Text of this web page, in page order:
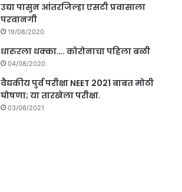
उद्या पासुन आंतरजिल्हा एसटी प्रवासाला
परवानगी
19/08/2020
धारुरला धक्का…. कोरोनाचा पहिला बळी
04/08/2020
वैद्यकीय पुर्व परीक्षा NEET 2021 बाबत मोठी
घोषणा; या तारखेला परीक्षा.
03/06/2021